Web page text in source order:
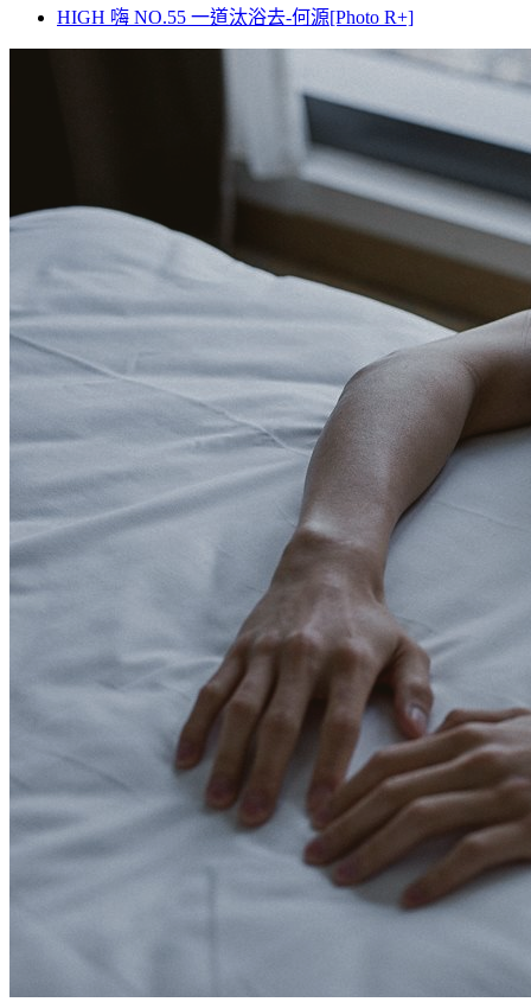
HIGH 嗨 NO.55 一道汰浴去-何源[Photo R+]